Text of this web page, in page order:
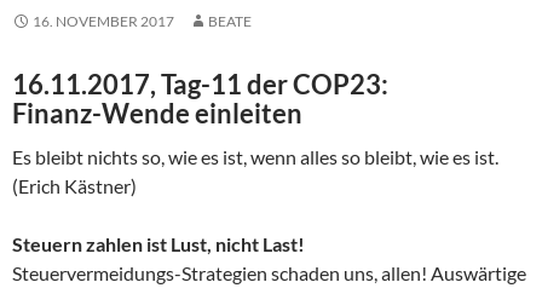
16. NOVEMBER 2017 BEATE
16.11.2017, Tag-11 der COP23:
Finanz-Wende einleiten
Es bleibt nichts so, wie es ist, wenn alles so bleibt, wie es ist.
(Erich Kästner)
Steuern zahlen ist Lust, nicht Last!
Steuervermeidungs-Strategien schaden uns, allen! Auswärtige